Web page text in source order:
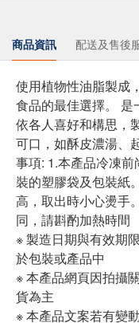
商品資訊 配送及售後
使用植物性油脂製成
食品的最佳選擇。
依各人喜好和構思，
可口，如酥皮濃湯、
事項: 1.本產品冷凍
裝的塑膠袋及包裝紙
高，取出時小心燙手
同，請斟酌加熱時間
※ 製造日期與有效期
於包裝或產品中
※ 本產品網頁因拍攝
貨為主
※ 本產品文案若有變